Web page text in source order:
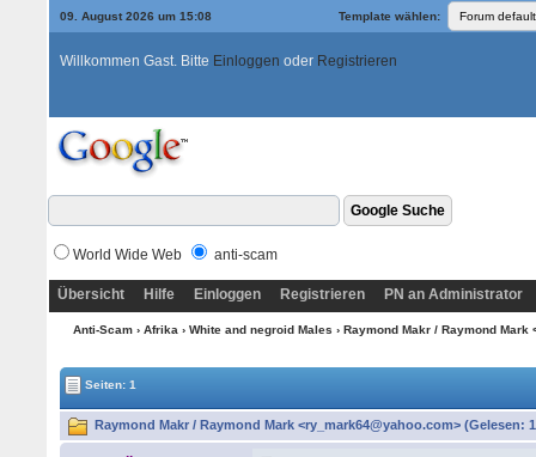
09. August 2026 um 15:08 Template wählen:
Willkommen Gast. Bitte Einloggen oder Registrieren
World Wide Web anti-scam
Übersicht Hilfe Einloggen Registrieren PN an Administrator
Anti-Scam› Afrika › White and negroid Males › Raymond Makr / Raymond
Seiten: 1
Raymond Makr / Raymond Mark <ry_mark64@yahoo.com> (Gelesen: